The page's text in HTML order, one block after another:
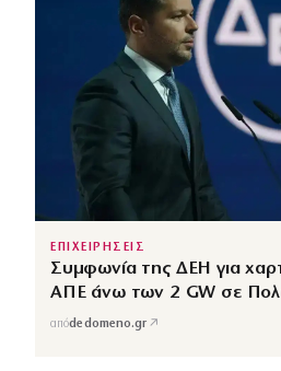
ΕΠΙΧΕΙΡΗΣΕΙΣ
Συμφωνία της ΔΕΗ για
ΑΠΕ άνω των 2 GW σε
απόdedomeno.gr ↗